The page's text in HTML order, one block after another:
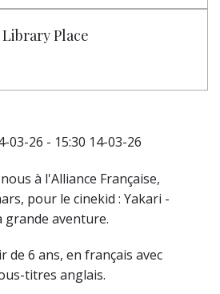
Library Place
03-26 - 15:30 14-03-26
à l'Alliance Française,
pour le cinekid : Yakari -
grande aventure.
de 6 ans, en français avec
titres anglais.